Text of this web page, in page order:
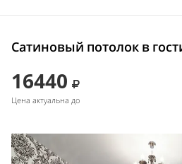
Сатиновый потолок в
16440
Цена актуальна до